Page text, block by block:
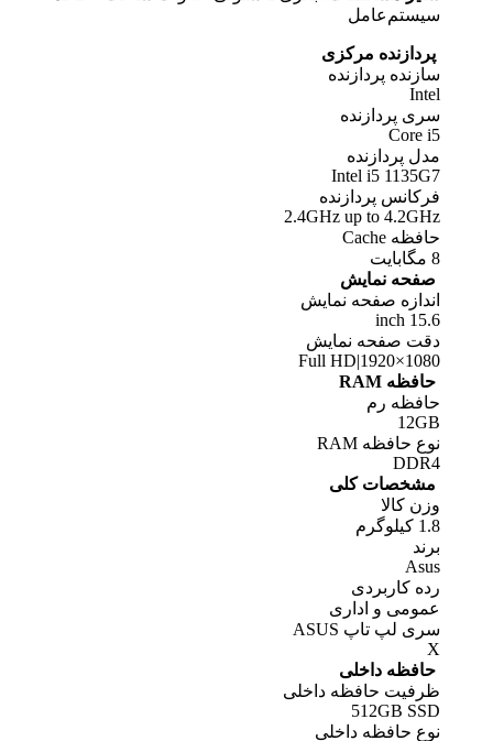
سيستم‌عامل
پردازنده مرکزی
سازنده پردازنده
Intel
سری پردازنده
Core i5
مدل پردازنده
Intel i5 1135G7
فرکانس پردازنده
2.4GHz up to 4.2GHz
حافظه Cache
8 مگابایت
صفحه نمایش
اندازه صفحه نمایش
15.6 inch
دقت صفحه نمایش
Full HD|1920×1080
حافظه RAM
حافظه رم
12GB
نوع حافظه RAM
DDR4
مشخصات کلی
وزن کالا
1.8 کیلوگرم
برند
Asus
رده کاربردی
عمومی و اداری
سری لپ تاپ ASUS
X
حافظه داخلی
ظرفیت حافظه داخلی
512GB SSD
نوع حافظه داخلی